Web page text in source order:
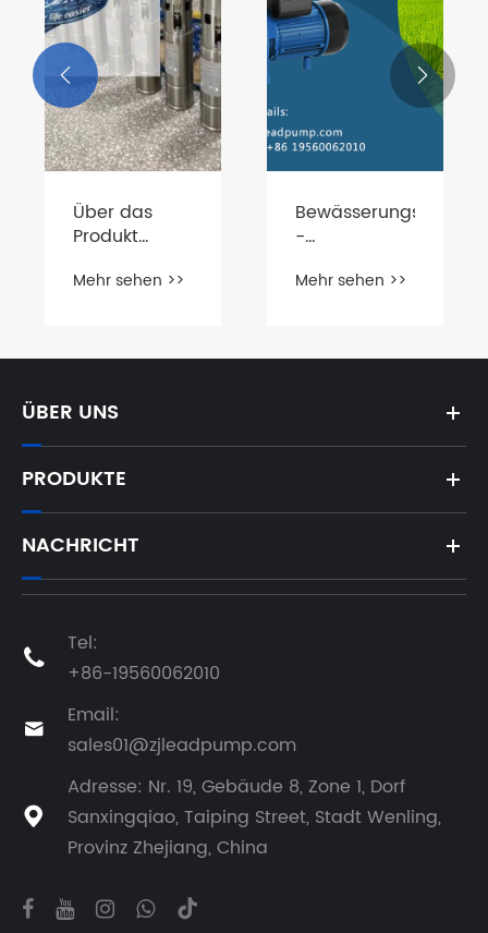
Über das
Produkt
Wettbewerb
Exzellenz in
preisgetriebenen
Welt
Mehr sehen >>
-
Mehr sehen >>
 
ÜBER UNS
PRODUKTE
NACHRICHT

Tel:
+86-19560062010

Email:
sales01@zjleadpump.com

Adresse: Nr. 19, Gebäude 8, Zone 1, Dorf
Sanxingqiao, Taiping Street, Stadt Wenling,
Provinz Zhejiang, China